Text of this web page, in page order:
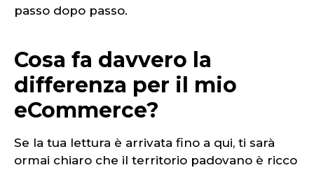
passo dopo passo.
Cosa fa davvero la
differenza per il mio
eCommerce?
Se la tua lettura è arrivata fino a qui, ti sarà
ormai chiaro che il territorio padovano è ricco